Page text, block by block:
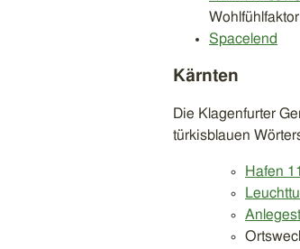
Wohlfühlfaktor
Spacelend
Kärnten
Die Klagenfurter
türkisblauen
Hafen 11